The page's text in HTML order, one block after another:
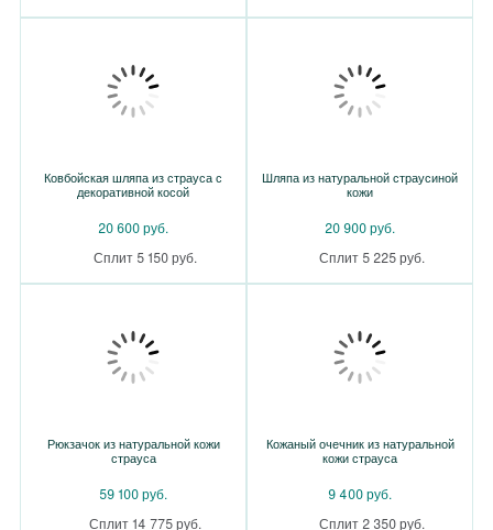
Ковбойская шляпа из страуса с
декоративной косой
20 600 руб.
Сплит 5 150 руб.
Шляпа из натуральной страусиной
кожи
20 900 руб.
Сплит 5 225 руб.
Рюкзачок из натуральной кожи
страуса
59 100 руб.
Сплит 14 775 руб.
Кожаный очечник из натуральной
кожи страуса
9 400 руб.
Сплит 2 350 руб.